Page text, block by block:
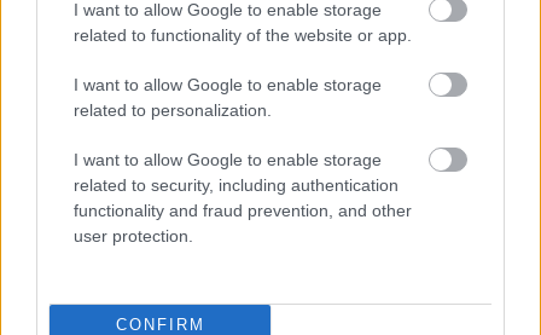
I want to allow Google to enable storage
related to functionality of the website or app.
I want to allow Google to enable storage
related to personalization.
I want to allow Google to enable storage
related to security, including authentication
functionality and fraud prevention, and other
user protection.
CONFIRM
sucho a teplo? Tieto
vysaďte na miesta, na
ktoré slnko svieti celý
Nemusí to byť len
levanduľa! 7 fialových
krások, ktoré rozžiaria
vašu záhradu